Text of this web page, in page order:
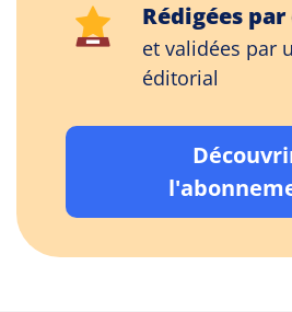
Rédigées
et validées par
éditorial